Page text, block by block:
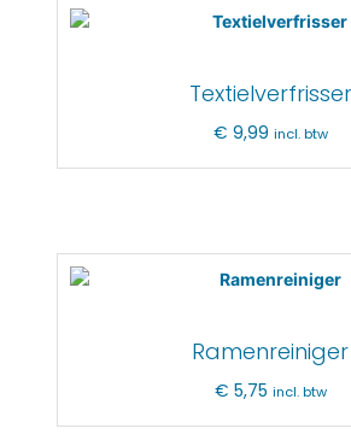
Textielverfrisser
€ 9,99 incl. btw
Ramenreiniger
€ 5,75 incl. btw